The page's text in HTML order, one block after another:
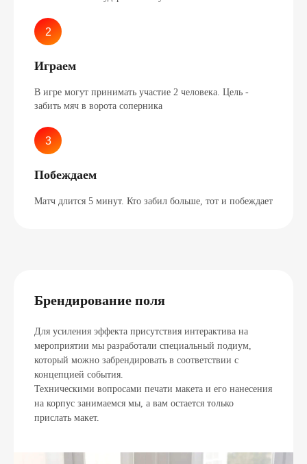
Играем
В игре могут принимать участие 2 человека. Цель -
забить мяч в ворота соперника
Побеждаем
Матч длится 5 минут. Кто забил больше, тот и побеждает
Брендирование поля
Для усиления эффекта присутствия интерактива на
мероприятии мы разработали специальный подиум,
который можно забрендировать в соответствии с
концепцией события.
Техническими вопросами печати макета и его нанесения
на корпус занимаемся мы, а вам остается только
прислать макет.